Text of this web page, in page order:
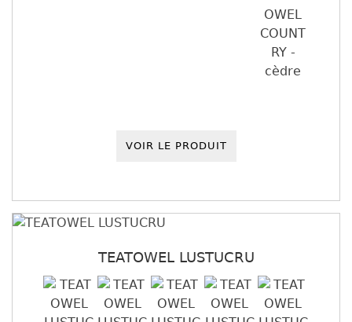
VOIR LE PRODUIT
TEATOWEL LUSTUCRU